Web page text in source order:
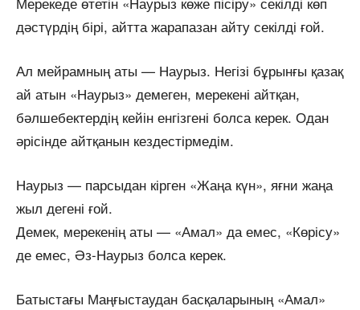
дәстүрдің бірі, айтта жарапазан айту секілді ғой.
Ал мейрамның аты — Наурыз. Негізі бұрынғы қазақ
ай атын «Наурыз» демеген, мерекені айтқан,
бәлшебектердің кейін енгізгені болса керек. Одан
әрісінде айтқанын кездестірмедім.
Наурыз — парсыдан кірген «Жаңа күн», яғни жаңа
жыл дегені ғой.
Демек, мерекенің аты — «Амал» да емес, «Көрісу»
де емес, Әз-Наурыз болса керек.
Батыстағы Маңғыстаудан басқаларының «Амал»